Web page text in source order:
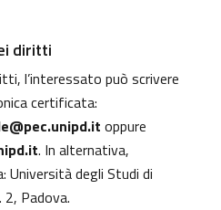
diritti
l’interessato può scrivere
certificata:
oppure
. In alternativa,
Università degli Studi di
2, Padova.